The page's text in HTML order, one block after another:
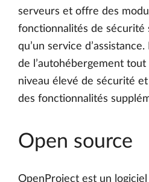
serveurs et offre des
fonctionnalités de sécurité
qu’un service
de l’autohébergement
niveau élevé de sécurité
des fonctionnalités
Open source
OpenProject est un